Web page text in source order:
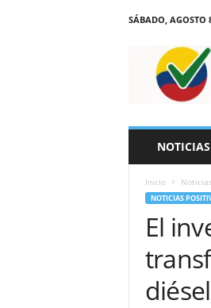
SÁBADO, AGOSTO
NOTICIAS
Inicio
NOTICIAS
El